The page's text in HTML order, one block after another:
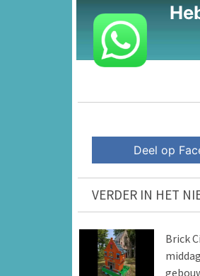
Deel op
VERDER IN HET
Brick